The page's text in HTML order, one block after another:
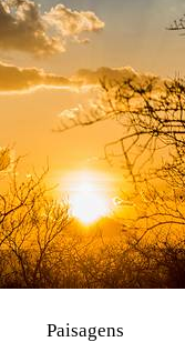
Paisagens